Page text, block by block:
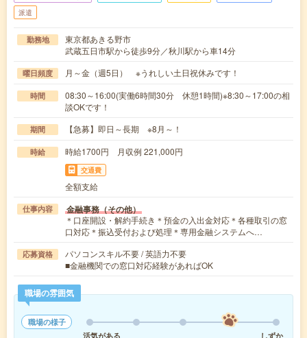
派遣
勤務地
東京都あきる野市
武蔵五日市駅から徒歩9分／秋川駅から車14分
曜日頻度 月～金（週5日） ※うれしい土日祝休みです！
時間
08:30～16:00(実働6時間30分 休憩1時間)※8:30～17:00の相
談OKです！
期間 【急募】即日～長期 ※8月～！
時給 時給1700円 月収例 221,000円
交通費
全額支給
仕事内容 金融事務（その他）
＊口座開設・解約手続き＊預金の入出金対応＊各種取引の窓
口対応＊振込受付および処理＊専用金融システムへ…
応募資格
パソコンスキル不要 / 英語力不要
■金融機関での窓口対応経験があればOK
職場の雰囲気
職場の様子
活気がある
しずか